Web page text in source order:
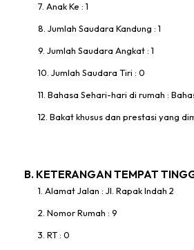
7. Anak Ke : 1
8. Jumlah Saudara Kandung : 1
9. Jumlah Saudara Angkat : 1
10. Jumlah Saudara Tiri : 0
11. Bahasa Sehari-hari di rumah :
12. Bakat khusus dan prestasi yang
B. KETERANGAN TEMPAT
1. Alamat Jalan : Jl. Rapak Indah 2
2. Nomor Rumah : 9
3. RT : 0